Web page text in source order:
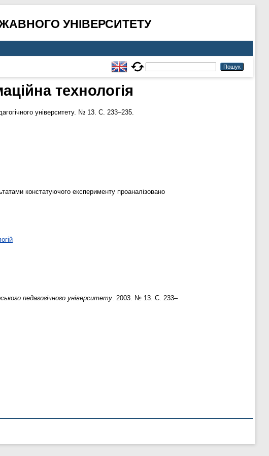
УНІВЕРСИТЕТУ
технологія
університету. № 13. С. 233–235.
констатуючого експерименту проаналізовано
педагогічного університету . 2003. № 13. С. 233–